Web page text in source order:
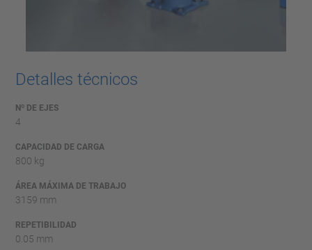
Detalles técnicos
Nº DE EJES
4
CAPACIDAD DE CARGA
800 kg
ÁREA MÁXIMA DE TRABAJO
3159 mm
REPETIBILIDAD
0.05 mm